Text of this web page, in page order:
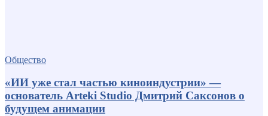
Общество
«ИИ уже стал частью киноиндустрии» —
основатель Arteki Studio Дмитрий Саксонов о
будущем анимации